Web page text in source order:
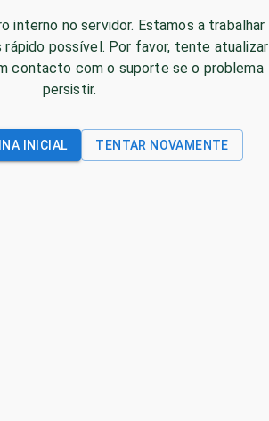
interno no servidor. Estamos a trabalhar
rápido possível. Por favor, tente atualizar
contacto com o suporte se o problema
persistir.
INICIAL TENTAR NOVAMENTE